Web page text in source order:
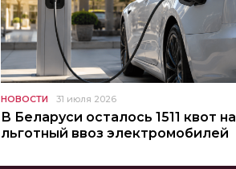
НОВОСТИ 31 июля 2026
В Беларуси осталось 1511 квот на
льготный ввоз электромобилей